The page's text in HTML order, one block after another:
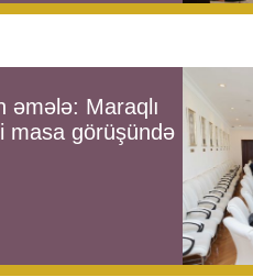
əmələ: Maraqlı
masa görüşündə